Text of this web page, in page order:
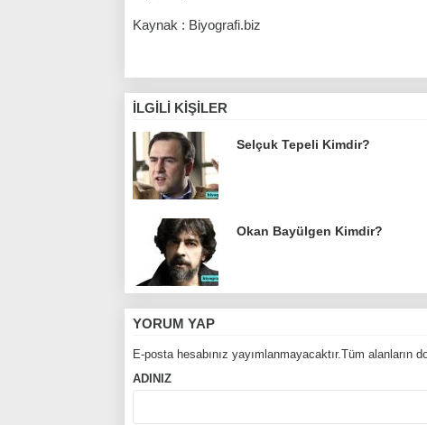
Kaynak : Biyografi.biz
İLGILI KIŞILER
Selçuk Tepeli Kimdir?
Okan Bayülgen Kimdir?
YORUM YAP
E-posta hesabınız yayımlanmayacaktır.Tüm alanların
ADINIZ